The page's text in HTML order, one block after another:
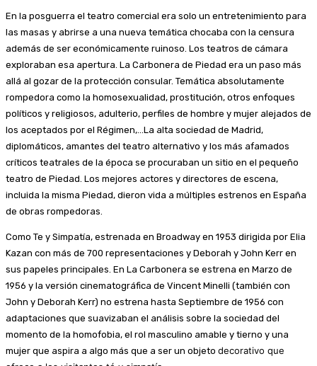
En la posguerra el teatro comercial era solo un entretenimiento para
las masas y abrirse a una nueva temática chocaba con la censura
además de ser económicamente ruinoso. Los teatros de cámara
exploraban esa apertura. La Carbonera de Piedad era un paso más
allá al gozar de la protección consular. Temática absolutamente
rompedora como la homosexualidad, prostitución, otros enfoques
políticos y religiosos, adulterio, perfiles de hombre y mujer alejados de
los aceptados por el Régimen,…La alta sociedad de Madrid,
diplomáticos, amantes del teatro alternativo y los más afamados
críticos teatrales de la época se procuraban un sitio en el pequeño
teatro de Piedad. Los mejores actores y directores de escena,
incluida la misma Piedad, dieron vida a múltiples estrenos en España
de obras rompedoras.
Como Te y Simpatía, estrenada en Broadway en 1953 dirigida por Elia
Kazan con más de 700 representaciones y Deborah y John Kerr en
sus papeles principales. En La Carbonera se estrena en Marzo de
1956 y la versión cinematográfica de Vincent Minelli (también con
John y Deborah Kerr) no estrena hasta Septiembre de 1956 con
adaptaciones que suavizaban el análisis sobre la sociedad del
momento de la homofobia, el rol masculino amable y tierno y una
mujer que aspira a algo más que a ser un objeto decorativo que